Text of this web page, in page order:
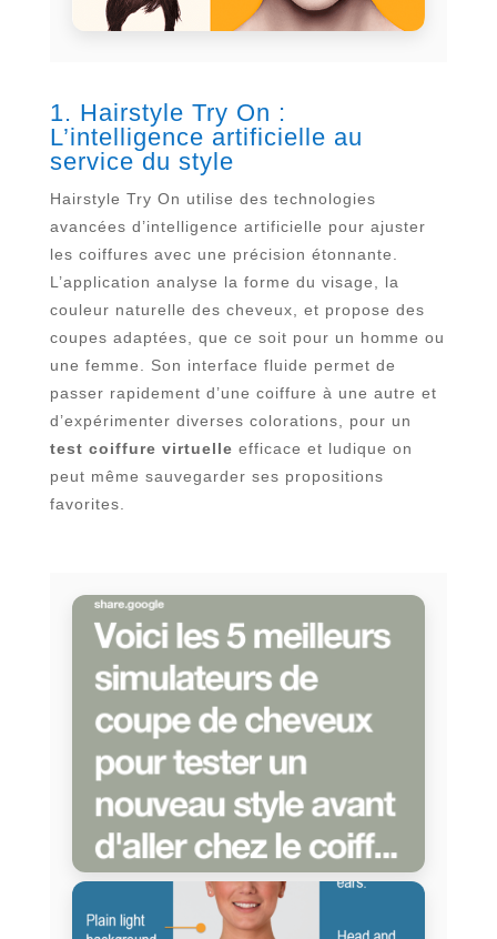
1. Hairstyle Try On :
L’intelligence artificielle au
service du style
Hairstyle Try On utilise des technologies
avancées d’intelligence artificielle pour ajuster
les coiffures avec une précision étonnante.
L’application analyse la forme du visage, la
couleur naturelle des cheveux, et propose des
coupes adaptées, que ce soit pour un homme ou
une femme. Son interface fluide permet de
passer rapidement d’une coiffure à une autre et
d’expérimenter diverses colorations, pour un
test coiffure virtuelle efficace et ludique on
peut même sauvegarder ses propositions
favorites.